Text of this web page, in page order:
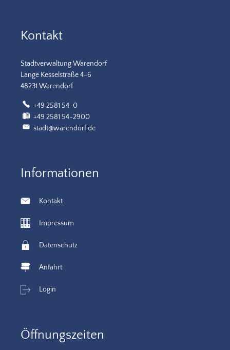
Kontakt
Stadtverwaltung Warendorf
Lange Kesselstraße 4-6
48231 Warendorf
+49 2581 54-0
+49 2581 54-2900
stadt@warendorf.de
Informationen
Kontakt
Impressum
Datenschutz
Anfahrt
Login
Öffnungszeiten